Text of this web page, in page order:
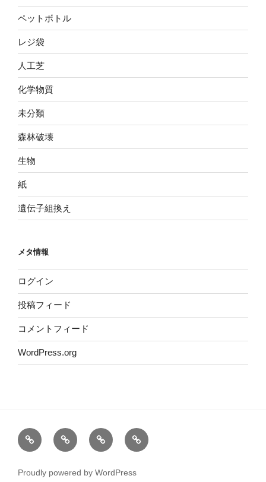
ペットボトル
レジ袋
人工芝
化学物質
未分類
森林破壊
生物
紙
遺伝子組換え
メタ情報
ログイン
投稿フィード
コメントフィード
WordPress.org
ホ
ー
運
営
サ
イ
プ
ラ
Proudly powered by WordPress